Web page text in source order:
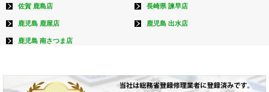
佐賀 鹿島店 長崎県 諫早店
鹿児島 鹿屋店 鹿児島 出水店
鹿児島 南さつま店